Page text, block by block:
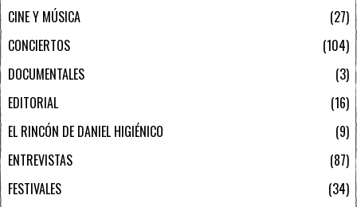
CINE Y MÚSICA
27
CONCIERTOS
104
DOCUMENTALES
3
EDITORIAL
16
EL RINCÓN DE DANIEL HIGIÉNICO
9
ENTREVISTAS
87
FESTIVALES
34